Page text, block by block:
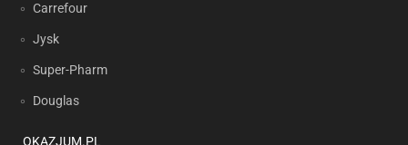
Carrefour
Jysk
Super-Pharm
Douglas
OKAZJUM.PL